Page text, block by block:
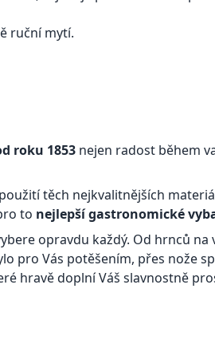
ruční mytí.
roku 1853 nejen radost během
těch nejkvalitnějších
to nejlepší gastronomické
opravdu každý. Od hrnců na
pro Vás potěšením, přes nože
hravě doplní Váš slavnostně